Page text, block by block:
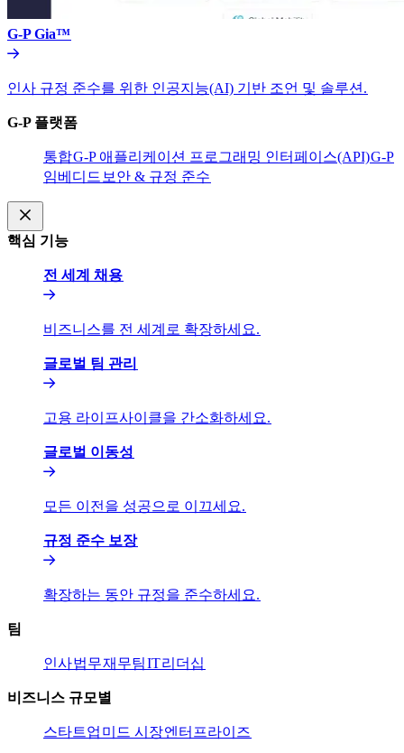
G-P Gia™​​
인사 규정 준수를 위한 인공지능(AI) 기반 조언 및 솔루션.​​
G-P 플랫폼​​
통합​​G-P 애플리케이션 프로그래밍 인터페이스(API)​​G-P
임베디드​​ 보안 & 규정 준수​​
핵심 기능​​
전 세계 채용​​
비즈니스를 전 세계로 확장하세요.​​
글로벌 팀 관리​​
고용 라이프사이클을 간소화하세요.​​
글로벌 이동성​​
모든 이전을 성공으로 이끄세요.​​
규정 준수 보장​​
확장하는 동안 규정을 준수하세요.​​
팀​​
인사​​법무​​재무팀​​IT​​리더십​​
비즈니스 규모별​​
스타트업​​ 미드 시장​​엔터프라이즈​​